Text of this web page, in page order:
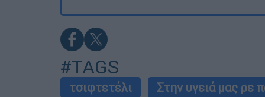
#TAGS
τσιφτετέλι Στην υγειά μας ρε